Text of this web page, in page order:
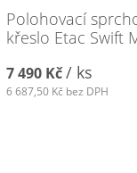
Polohovací
křeslo Etac Swift
7 490 Kč/ ks
6 687,50 Kč bez DPH